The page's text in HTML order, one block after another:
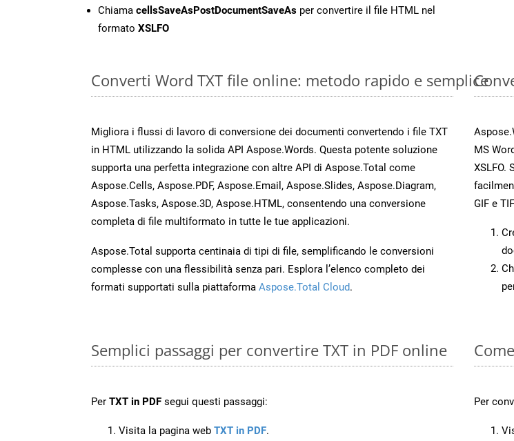
Chiama cellsSaveAsPostDocumentSaveAs per convertire il file HTML nel
formato XSLFO
Converti Word TXT file online: metodo rapido e semplice
Migliora i flussi di lavoro di conversione dei documenti convertendo i file TXT
in HTML utilizzando la solida API Aspose.Words. Questa potente soluzione
supporta una perfetta integrazione con altre API di Aspose.Total come
Aspose.Cells, Aspose.PDF, Aspose.Email, Aspose.Slides, Aspose.Diagram,
Aspose.Tasks, Aspose.3D, Aspose.HTML, consentendo una conversione
completa di file multiformato in tutte le tue applicazioni.
Aspose.Total supporta centinaia di tipi di file, semplificando le conversioni
complesse con una flessibilità senza pari. Esplora l’elenco completo dei
formati supportati sulla piattaforma Aspose.Total Cloud.
MS
XSLFO.
GIF e
Semplici passaggi per convertire TXT in PDF online
Per TXT in PDF segui questi passaggi:
Visita la pagina web TXT in PDF.
Per